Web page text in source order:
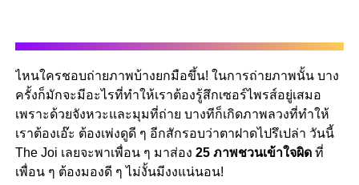
ไหนใครชอบถ่ายภาพบ้างยกมือขึ้น! ในการถ่ายภาพนั้น บาง
ครั้งก็มักจะมีอะไรที่ทำให้เราต้องรู้สึกเซอร์ไพรส์อยู่เสมอ
เพราะด้วยจังหวะและมุมที่ถ่าย บางทีก็เกิดภาพลวงที่ทำให้
เราต้องเอ๊ะ ต้องเพ่งดูดี ๆ อีกสักรอบว่าตาฝาดไปรึเปล่า วันนี้
The Joi เลยจะพาเพื่อน ๆ มาส่อง 25 ภาพชวนเข้าใจผิดที่
เพื่อน ๆ ต้องมองดี ๆ ไม่งั้นมีงงแน่นอน!